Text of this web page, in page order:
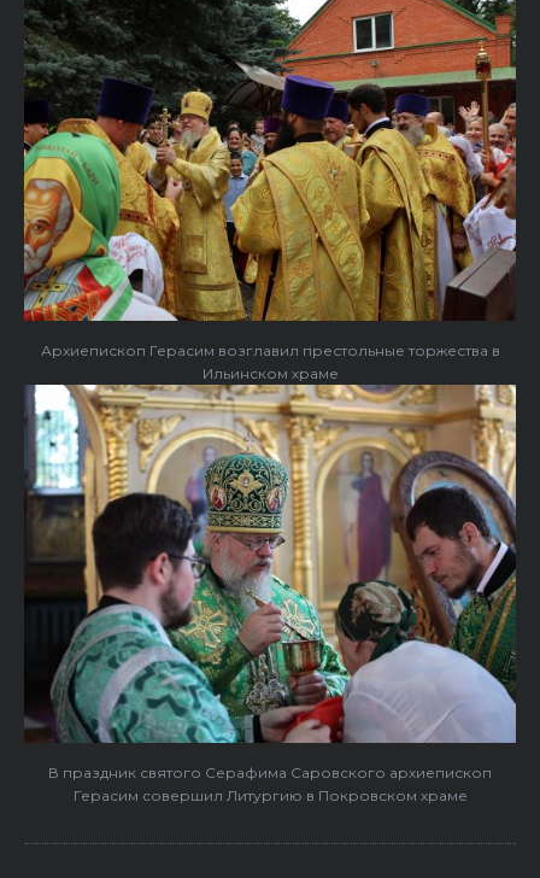
Архиепископ Герасим возглавил престольные торжества в
Ильинском храме
В праздник святого Серафима Саровского архиепископ
Герасим совершил Литургию в Покровском храме